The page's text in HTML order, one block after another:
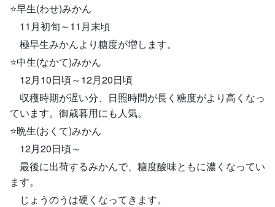
⭐️早生(わせ)みかん
11月初旬～11月末頃
極早生みかんより糖度が増します。
⭐️中生(なかて)みかん
12月10日頃～12月20日頃
収穫時期が遅い分、日照時間が長く糖度がより高くなっ
ています。御歳暮用にも人気。
⭐️晩生(おくて)みかん
12月20日頃～
最後に出荷するみかんで、糖度酸味ともに濃くなってい
ます。
じょうのうは硬くなってきます。